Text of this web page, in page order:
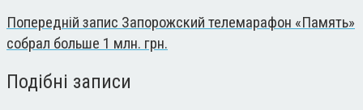
Попередній запис Запорожский телемарафон «Память»
собрал больше 1 млн. грн.
Подібні записи